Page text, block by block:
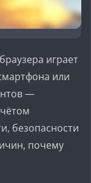
играет
или
—
безопасности
почему